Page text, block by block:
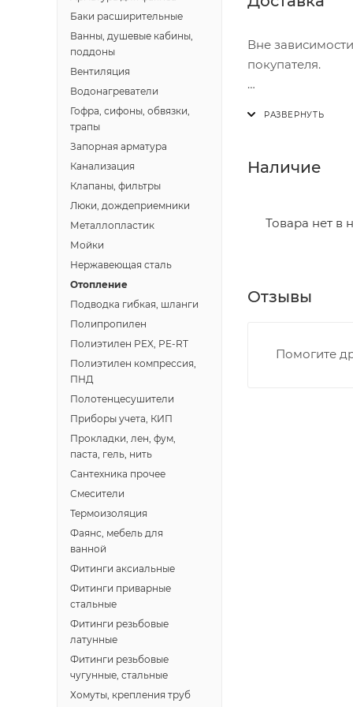
Вне
покупателя.
Итоговая
- количества
• Ленина - 65
• Профсоюзная
Наличие
Товара нет в
Отзывы
Помогите
Баки расширительные
Ванны, душевые кабины,
поддоны
Вентиляция
Водонагреватели
Гофра, сифоны, обвязки,
трапы
Запорная арматура
Канализация
Клапаны, фильтры
Люки, дождеприемники
Металлопластик
Мойки
Нержавеющая сталь
Отопление
Подводка гибкая, шланги
Полипропилен
Полиэтилен PEX, PE-RT
Полиэтилен компрессия,
ПНД
Полотенцесушители
Приборы учета, КИП
Прокладки, лен, фум,
паста, гель, нить
Сантехника прочее
Смесители
Термоизоляция
Фаянс, мебель для
ванной
Фитинги аксиальные
Фитинги приварные
стальные
Фитинги резьбовые
латунные
Фитинги резьбовые
чугунные, стальные
Хомуты, крепления труб